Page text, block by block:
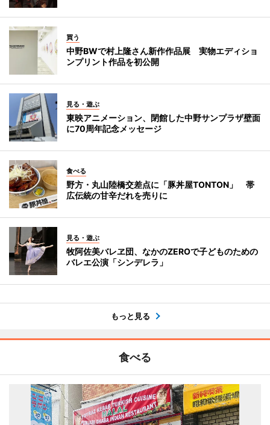
買う
中野BWで村上隆さん新作作品展 実物エディショ
ンプリント作品を初公開
見る・遊ぶ
東映アニメーション、閉館した中野サンプラザ壁面
に70周年記念メッセージ
食べる
野方・丸山陸橋交差点に「豚丼屋TONTON」 帯
広伝統の甘辛だれを売りに
見る・遊ぶ
牧阿佐美バレヱ団、なかのZEROで子どものための
バレエ公演「シンデレラ」
もっと見る
食べる